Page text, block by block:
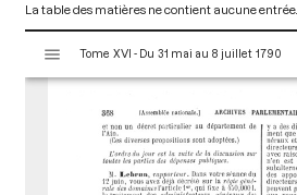
La table des matières ne contient aucune entrée.
s
Tome XVI - Du 31 mai au 8 juillet 1790